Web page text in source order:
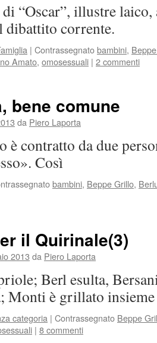
“Oscar”, illustre laico,
dibattito corrente.
| Contrassegnatobambini,
Amato, omosessuali | 2 commenti
bene comune
da Piero Laporta
contratto da due
Così
bambini, Beppe Grillo,
il Quirinale(3)
2013 da Piero Laporta
Berl esulta,
Monti è grillato
categoria | Contrassegnato Beppe
| 8 commenti